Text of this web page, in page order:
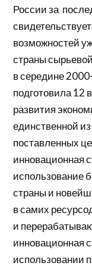
России за
возможностей
страны
в середине
подготовила 12
развития
единственной
поставленных
инновационная
использование
страны и
в самих
и
инновационная
использовании